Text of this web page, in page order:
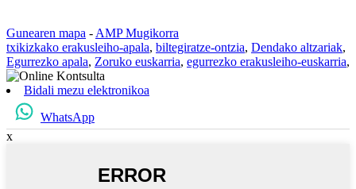
Gunearen mapa - AMP Mugikorra
txikizkako erakusleiho-apala, biltegiratze-ontzia, Dendako altzariak,
Egurrezko apala, Zoruko euskarria, egurrezko erakusleiho-euskarria,
Bidali mezu elektronikoa
WhatsApp
x